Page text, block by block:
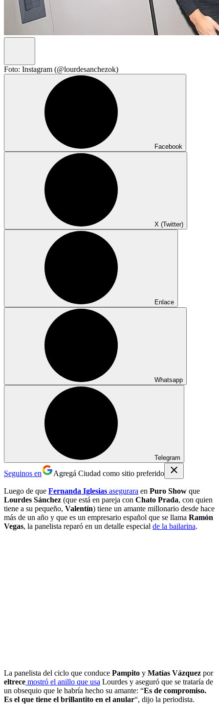
Foto: Instagram (@lourdesanchezok)
Facebook
X (Twitter)
Enlace
Whatsapp
Telegram
Seguinos en Agregá Ciudad como sitio preferido
Luego de que Fernanda Iglesias asegurara en Puro Show que
Lourdes Sánchez (que está en pareja con Chato Prada, con quien
tiene a su pequeño, Valentín) tiene un amante millonario desde hace
más de un año y que es un empresario español que se llama Ramón
Vegas, la panelista reparó en un detalle especial de la bailarina.
La panelista del ciclo que conduce Pampito y Matías Vázquez por
eltrece mostró el anillo que usa Lourdes y aseguró que se trataría de
un obsequio que le habría hecho su amante: “Es de compromiso.
Es el que tiene el brillantito en el anular“, dijo la periodista.